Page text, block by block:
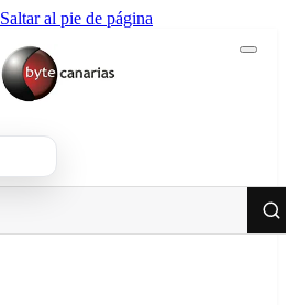
Saltar al pie de página